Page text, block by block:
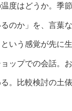
度はどうか。季
のか」を、言葉な
いう感覚が先に生
ップでの会話。
。比較検討の土